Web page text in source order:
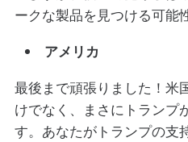
ークな製品を見つける可能
アメリカ
最後まで頑張りました！米
けでなく、まさにトランプ
す。あなたがトランプの支